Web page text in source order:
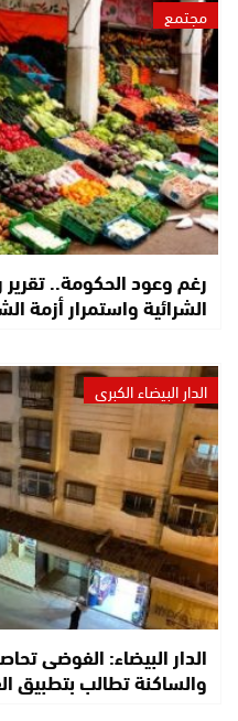
مجتمع
رغم وعود الحكومة..
الشرائية واستمرار أزمة
الدار البيضاء الكبرى
الدار البيضاء: الفوضى
والساكنة تطالب بتطبيق